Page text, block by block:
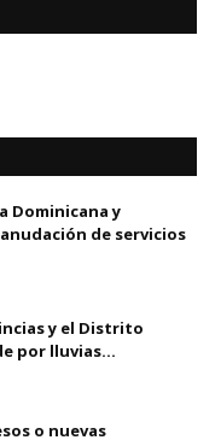
Dominicana y
de servicios
y el Distrito
por lluvias...
o nuevas